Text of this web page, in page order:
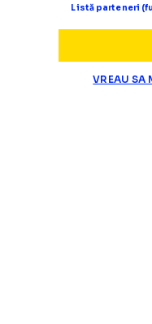
Listă parteneri
VREAU SA